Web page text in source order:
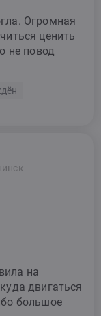
Огромная
ценить
не повод
на
двигаться
большое